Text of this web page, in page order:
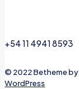
+54 11 4941 8593
© 2022 Betheme by
WordPress